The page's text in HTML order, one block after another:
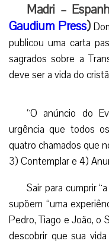
Madri –
Gaudium Press)
publicou uma carta
sagrados sobre a
deve ser a vida do
“O anúncio do
urgência que todos
quatro chamados que
3) Contemplar e 4)
Sair para cumprir
supõem “uma
Pedro, Tiago e João, o
descobrir que sua